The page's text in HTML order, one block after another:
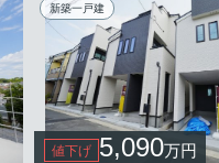
新築一戸建
値下げ 5,090万円